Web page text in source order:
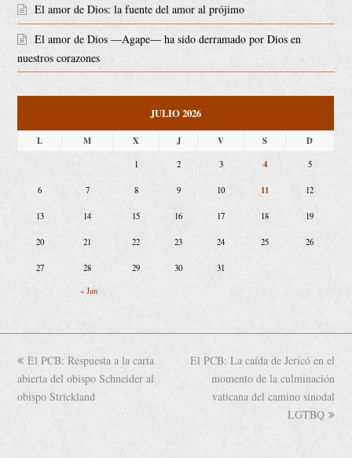
El amor de Dios: la fuente del amor al prójimo
El amor de Dios ―Agape― ha sido derramado por Dios en
nuestros corazones
JULIO 2026
L M X J V S D
« Jun
1 2 3 4 5
6 7 8 9 10 11 12
13 14 15 16 17 18 19
20 21 22 23 24 25 26
27 28 29 30 31
previous
post:
El PCB: Respuesta a la carta
abierta del obispo Schneider al
obispo Strickland
next
post:
El PCB: La caída de Jericó en el
momento de la culminación
vaticana del camino sinodal
LGTBQ